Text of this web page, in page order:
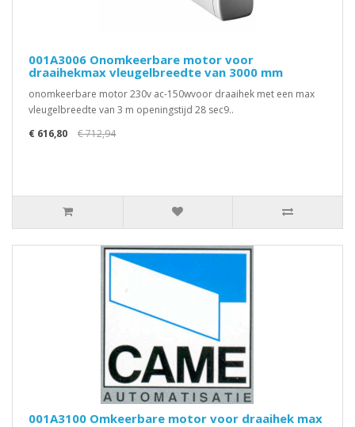
001A3006 Onomkeerbare motor voor
draaihekmax vleugelbreedte van 3000 mm
onomkeerbare motor 230v ac-150wvoor draaihek met een max
vleugelbreedte van 3 m openingstijd 28 sec9..
€ 616,80
€ 712,94
001A3100 Omkeerbare motor voor draaihek max